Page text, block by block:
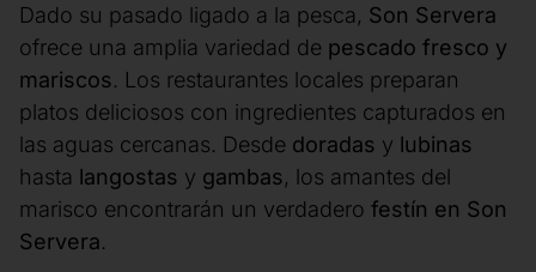
Dado su pasado ligado a la pesca, Son Servera
ofrece una amplia variedad de pescado fresco y
mariscos. Los restaurantes locales preparan
platos deliciosos con ingredientes capturados en
las aguas cercanas. Desde doradas y lubinas
hasta langostas y gambas, los amantes del
marisco encontrarán un verdadero festín en Son
Servera.